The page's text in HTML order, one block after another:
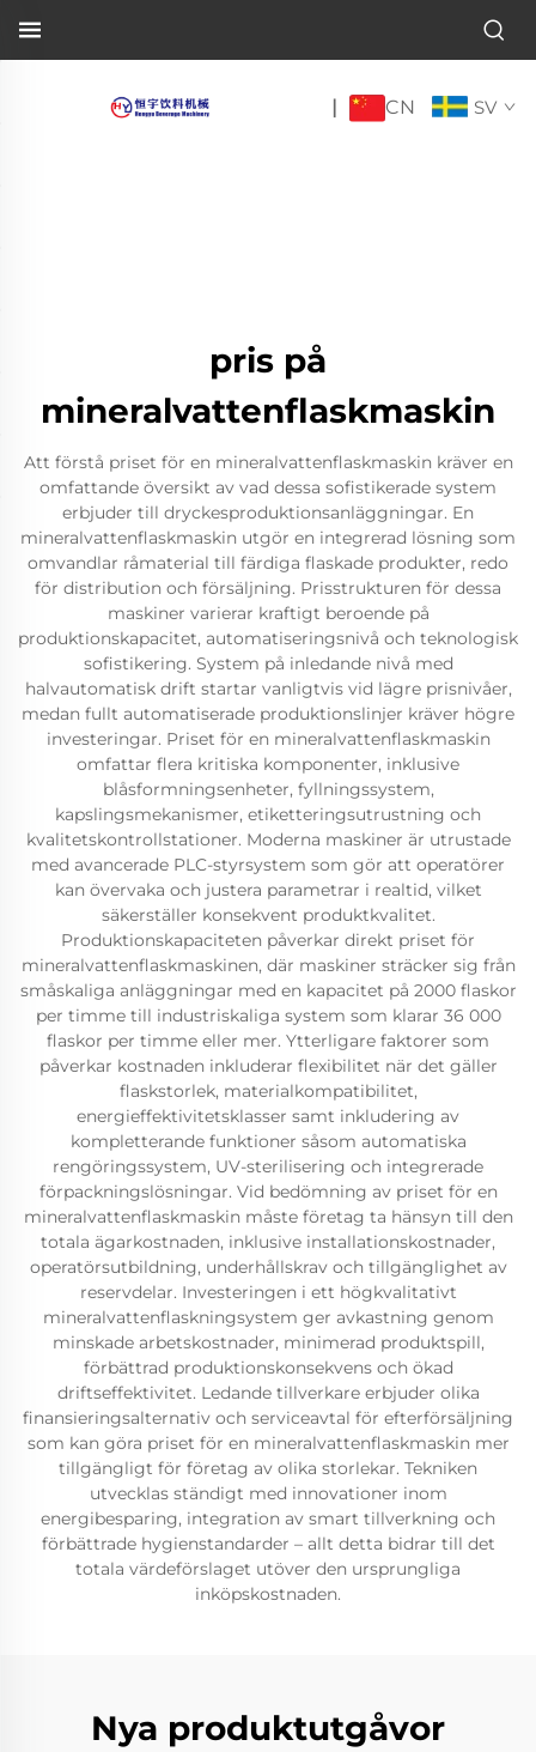
| CN SV
pris på
mineralvattenflaskmaskin
Att förstå priset för en mineralvattenflaskmaskin kräver en
omfattande översikt av vad dessa sofistikerade system
erbjuder till dryckesproduktionsanläggningar. En
mineralvattenflaskmaskin utgör en integrerad lösning som
omvandlar råmaterial till färdiga flaskade produkter, redo
för distribution och försäljning. Prisstrukturen för dessa
maskiner varierar kraftigt beroende på
produktionskapacitet, automatiseringsnivå och teknologisk
sofistikering. System på inledande nivå med
halvautomatisk drift startar vanligtvis vid lägre prisnivåer,
medan fullt automatiserade produktionslinjer kräver högre
investeringar. Priset för en mineralvattenflaskmaskin
omfattar flera kritiska komponenter, inklusive
blåsformningsenheter, fyllningssystem,
kapslingsmekanismer, etiketteringsutrustning och
kvalitetskontrollstationer. Moderna maskiner är utrustade
med avancerade PLC-styrsystem som gör att operatörer
kan övervaka och justera parametrar i realtid, vilket
säkerställer konsekvent produktkvalitet.
Produktionskapaciteten påverkar direkt priset för
mineralvattenflaskmaskinen, där maskiner sträcker sig från
småskaliga anläggningar med en kapacitet på 2000 flaskor
per timme till industriskaliga system som klarar 36 000
flaskor per timme eller mer. Ytterligare faktorer som
påverkar kostnaden inkluderar flexibilitet när det gäller
flaskstorlek, materialkompatibilitet,
energieffektivitetsklasser samt inkludering av
kompletterande funktioner såsom automatiska
rengöringssystem, UV-sterilisering och integrerade
förpackningslösningar. Vid bedömning av priset för en
mineralvattenflaskmaskin måste företag ta hänsyn till den
totala ägarkostnaden, inklusive installationskostnader,
operatörsutbildning, underhållskrav och tillgänglighet av
reservdelar. Investeringen i ett högkvalitativt
mineralvattenflaskningsystem ger avkastning genom
minskade arbetskostnader, minimerad produktspill,
förbättrad produktionskonsekvens och ökad
driftseffektivitet. Ledande tillverkare erbjuder olika
finansieringsalternativ och serviceavtal för efterförsäljning
som kan göra priset för en mineralvattenflaskmaskin mer
tillgängligt för företag av olika storlekar. Tekniken
utvecklas ständigt med innovationer inom
energibesparing, integration av smart tillverkning och
förbättrade hygienstandarder – allt detta bidrar till det
totala värdeförslaget utöver den ursprungliga
inköpskostnaden.
Nya produktutgåvor